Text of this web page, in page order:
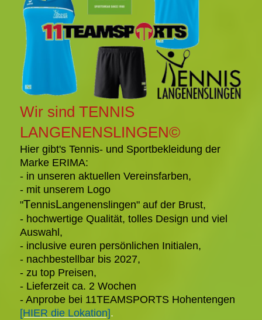
Wir sind TENNIS
LANGENENSLINGEN©
Hier gibt's Tennis- und Sportbekleidung der
Marke ERIMA:
- in unseren aktuellen Vereinsfarben,
- mit unserem Logo
"TennisLangenenslingen" auf der Brust,
- hochwertige Qualität, tolles Design und viel
Auswahl,
- inclusive euren persönlichen Initialen,
- nachbestellbar bis 2027,
- zu top Preisen,
- Lieferzeit ca. 2 Wochen
- Anprobe bei 11TEAMSPORTS Hohentengen
[HIER die Lokation].